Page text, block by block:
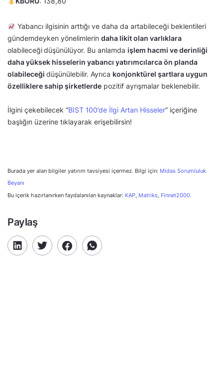
Yabancı ilgisinin arttığı ve daha da artabileceği beklentileri
gündemdeyken yönelimlerin daha likit olan varlıklara
olabileceğidüşünülüyor. Bu anlamda işlem hacmi ve derinliği
daha yüksek hisselerin yabancı yatırımcılarca ön planda
olabileceği düşünülebilir. Ayrıca konjonktürel şartlara uygun
özelliklere sahip şirketlerde pozitif ayrışmalar beklenebilir.
İlgini çekebilecek “BIST 100’de İlgi Artan Hisseler” içeriğine
başlığın üzerine tıklayarak erişebilirsin!
Burada yer alan bilgiler yatırım tavsiyesi içermez. Bilgi için: Midas Sorumluluk
Beyanı
Bu içerik hazırlanırken faydalanılan kaynaklar: KAP, Matriks, Finnet2000.
Paylaş